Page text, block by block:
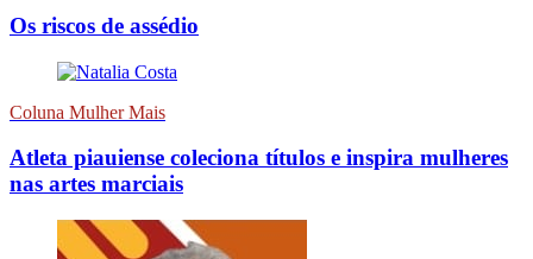
Os riscos de assédio
Coluna Mulher Mais
Atleta piauiense coleciona títulos e inspira mulheres
nas artes marciais